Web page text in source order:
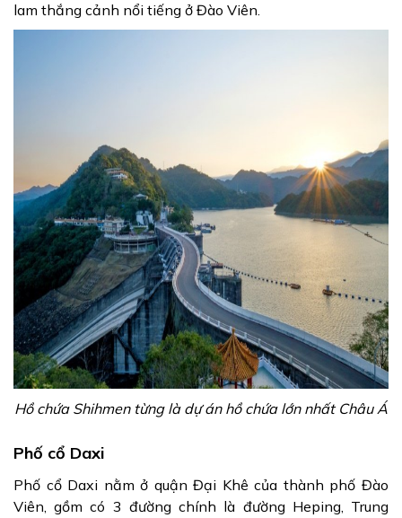
lam thắng cảnh nổi tiếng ở Đào Viên.
Hồ chứa Shihmen từng là dự án hồ chứa lớn nhất Châu Á
Phố cổ Daxi
Phố cổ Daxi nằm ở quận Đại Khê của thành phố Đào
Viên, gồm có 3 đường chính là đường Heping, Trung